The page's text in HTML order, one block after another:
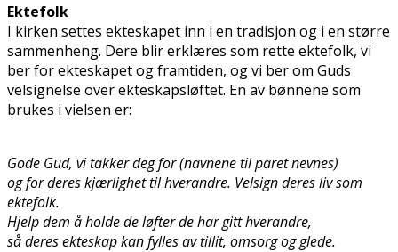
Ektefolk
I kirken settes ekteskapet inn i en tradisjon og i en større
sammenheng. Dere blir erklæres som rette ektefolk, vi
ber for ekteskapet og framtiden, og vi ber om Guds
velsignelse over ekteskapsløftet. En av bønnene som
brukes i vielsen er:
Gode Gud, vi takker deg for (navnene til paret nevnes)
og for deres kjærlighet til hverandre. Velsign deres liv som
ektefolk.
Hjelp dem å holde de løfter de har gitt hverandre,
så deres ekteskap kan fylles av tillit, omsorg og glede.